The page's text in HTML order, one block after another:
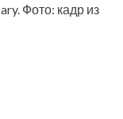
Фото: кадр из